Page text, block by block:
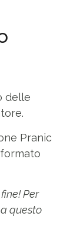
delle
Pranic
Per
questo